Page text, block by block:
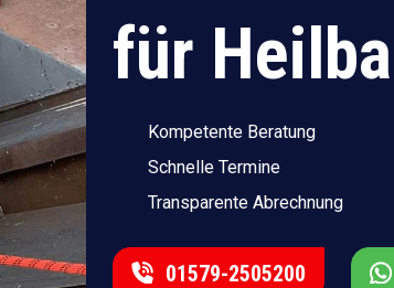
für
Kompetente Beratung
Schnelle Termine
Transparente Abrechnung
01579-2505200